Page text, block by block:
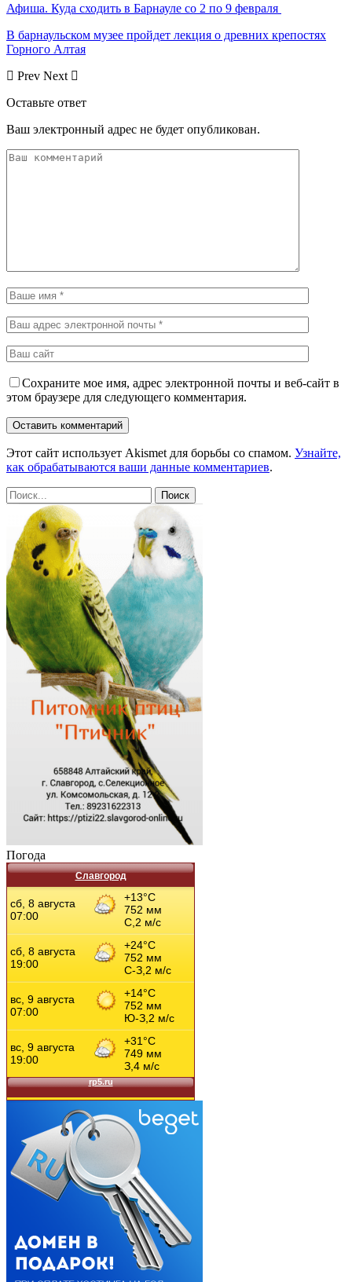
Афиша. Куда сходить в Барнауле со 2 по 9 февраля
В барнаульском музее пройдет лекция о древних крепостях
Горного Алтая
Prev Next
Оставьте ответ
Ваш электронный адрес не будет опубликован.
Сохраните мое имя, адрес электронной почты и веб-сайт в
этом браузере для следующего комментария.
Этот сайт использует Akismet для борьбы со спамом. Узнайте,
как обрабатываются ваши данные комментариев.
Погода
Славгород